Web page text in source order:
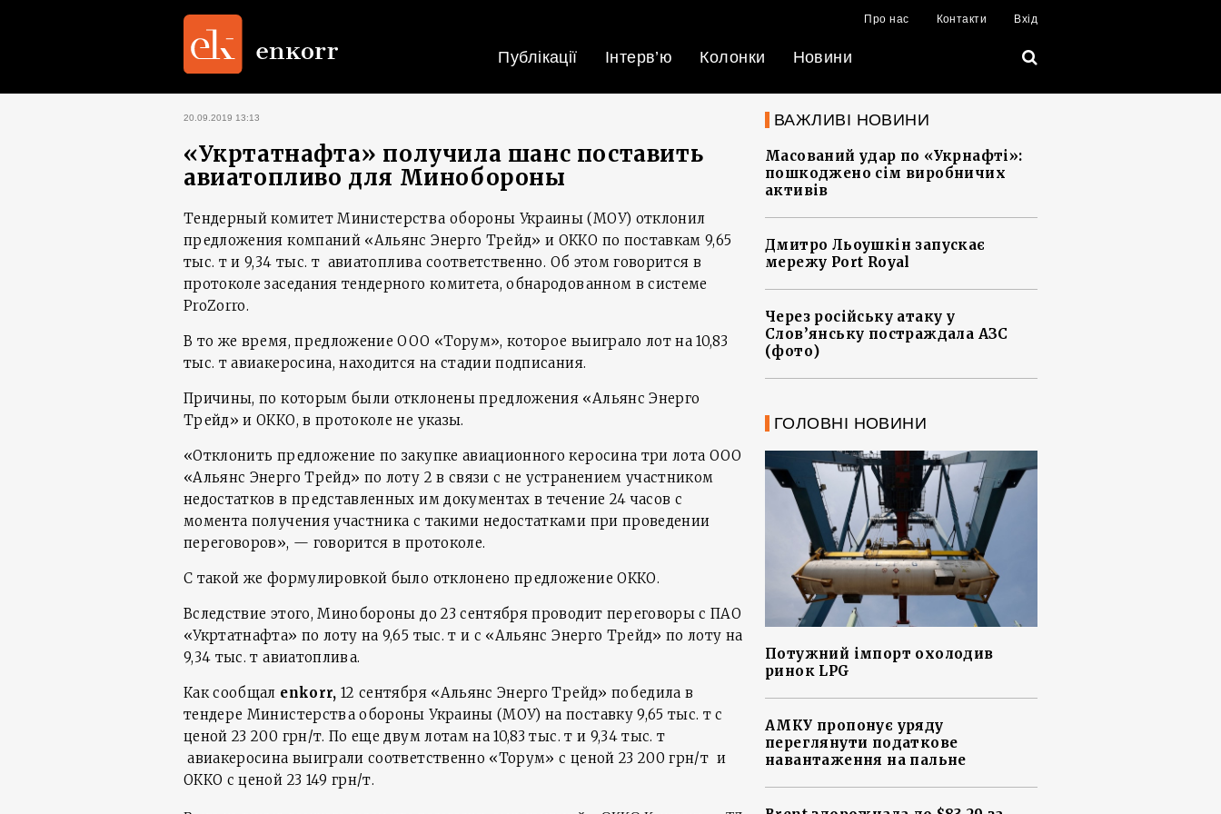
Про нас Контакти Вхід
Публікації Інтерв’ю Колонки Новини
20.09.2019 13:13
«Укртатнафта» получила шанс поставить
авиатопливо для Минобороны
Тендерный комитет Министерства обороны Украины (МОУ) отклонил
предложения компаний «Альянс Энерго Трейд» и ОККО по поставкам 9,65
тыс. т и 9,34 тыс. т авиатоплива соответственно. Об этом говорится в
протоколе заседания тендерного комитета, обнародованном в системе
ProZorro.
В то же время, предложение ООО «Торум», которое выиграло лот на 10,83
тыс. т авиакеросина, находится на стадии подписания.
Причины, по которым были отклонены предложения «Альянс Энерго
Трейд» и ОККО, в протоколе не указы.
«Отклонить предложение по закупке авиационного керосина три лота ООО
«Альянс Энерго Трейд» по лоту 2 в связи с не устранением участником
недостатков в представленных им документах в течение 24 часов с
момента получения участника с такими недостатками при проведении
переговоров», — говорится в протоколе.
С такой же формулировкой было отклонено предложение ОККО.
Вследствие этого, Минобороны до 23 сентября проводит переговоры с ПАО
«Укртатнафта» по лоту на 9,65 тыс. т и с «Альянс Энерго Трейд» по лоту на
9,34 тыс. т авиатоплива.
Как сообщал enkorr,12 сентября «Альянс Энерго Трейд» победила в
тендере Министерства обороны Украины (МОУ) на поставку 9,65 тыс. т с
ценой 23 200 грн/т. По еще двум лотам на 10,83 тыс. т и 9,34 тыс. т
авиакеросина выиграли соответственно «Торум» с ценой 23 200 грн/т и
ОККО с ценой 23 149 грн/т.
ВАЖЛИВІ НОВИНИ
Масований удар по «Укрнафті»:
пошкоджено сім виробничих
активів
Дмитро Льоушкін запускає
мережу Port Royal
Через російську атаку у
Слов’янську постраждала АЗС
(фото)
ГОЛОВНІ НОВИНИ
Потужний імпорт охолодив
ринок LPG
АМКУ пропонує уряду
переглянути податкове
навантаження на пальне